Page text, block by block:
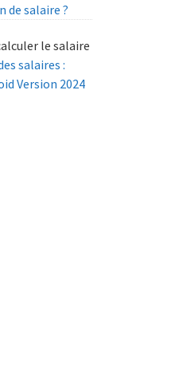
salaire ?
le salaire
salaires :
Version 2024